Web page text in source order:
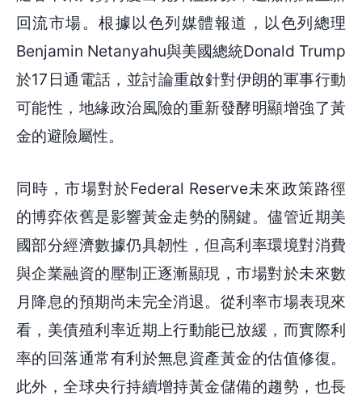
回流市場。根據以色列媒體報道，以色列總理
Benjamin Netanyahu與美國總統Donald Trump
於17日通電話，並討論重啟針對伊朗的軍事行動
可能性，地緣政治風險的重新發酵明顯增強了黃
金的避險屬性。
同時，市場對於Federal Reserve未來政策路徑
的博弈依舊是影響黃金走勢的關鍵。儘管近期美
國部分經濟數據仍具韌性，但高利率環境對消費
與企業融資的壓制正逐漸顯現，市場對於未來數
月降息的預期尚未完全消退。從利率市場表現來
看，美債殖利率近期上行動能已放緩，而實際利
率的回落通常有利於無息資產黃金的估值修復。
此外，全球央行持續增持黃金儲備的趨勢，也長